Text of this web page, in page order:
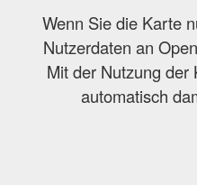
Wenn Sie die Karte
Nutzerdaten an
Mit der Nutzung der
automatisch